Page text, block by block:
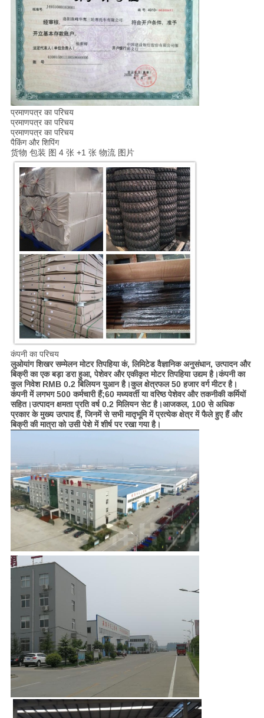
प्रमाणपत्र का परिचय
प्रमाणपत्र का परिचय
प्रमाणपत्र का परिचय
पैकिंग और शिपिंग
货物 包装 图 4 张 +1 张 物流 图片
कंपनी का परिचय
लुओयांग शिखर सम्मेलन मोटर तिपहिया कं, लिमिटेड वैज्ञानिक अनुसंधान, उत्पादन और
बिक्री का एक बड़ा डरा हुआ, पेशेवर और एकीकृत मोटर तिपहिया उद्यम है।कंपनी का
कुल निवेश RMB 0.2 बिलियन युआन है।कुल क्षेत्रफल 50 हजार वर्ग मीटर है।
कंपनी में लगभग 500 कर्मचारी हैं;60 मध्यवर्ती या वरिष्ठ पेशेवर और तकनीकी कर्मियों
सहित।उत्पादन क्षमता प्रति वर्ष 0.2 मिलियन सेट है।आजकल, 100 से अधिक
प्रकार के मुख्य उत्पाद हैं, जिनमें से सभी मातृभूमि में प्रत्येक क्षेत्र में फैले हुए हैं और
बिक्री की मात्रा को उसी पेशे में शीर्ष पर रखा गया है।